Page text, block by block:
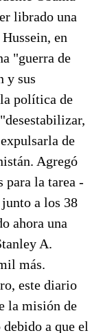
librado una
en
"guerra de
y sus
política de
de
Agregó
para la tarea -
a los 38
ahora una
A.
más.
este diario
la misión de
a que el